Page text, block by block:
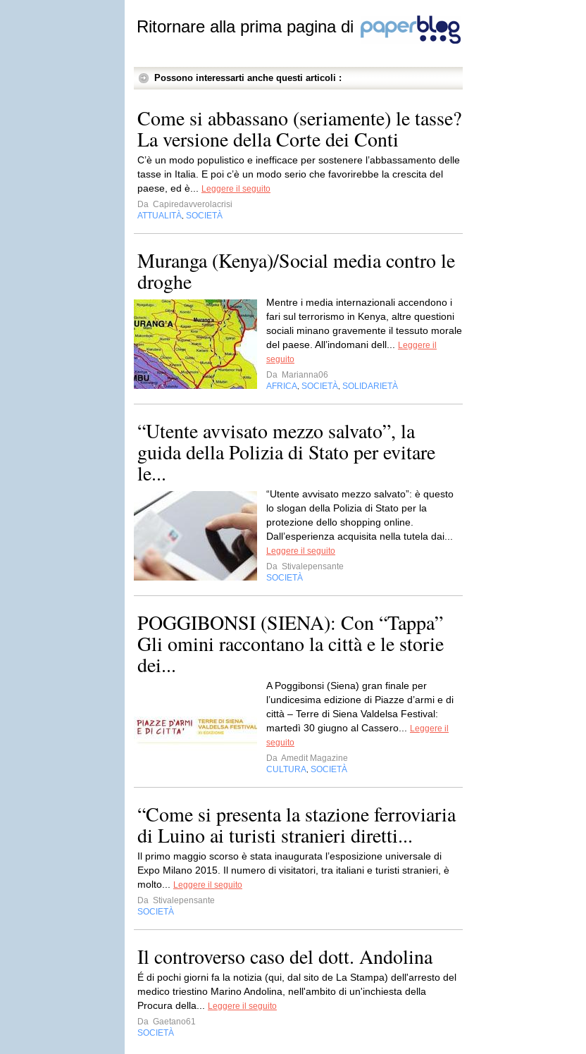
Ritornare alla prima pagina di
Possono interessarti anche questi articoli :
Come si abbassano (seriamente) le tasse?
La versione della Corte dei Conti
C’è un modo populistico e inefficace per sostenere l’abbassamento delle
tasse in Italia. E poi c’è un modo serio che favorirebbe la crescita del
paese, ed è...
Leggere il seguito
Da Capiredavverolacrisi
ATTUALITÀ SOCIETÀ
Muranga (Kenya)/Social media contro le
droghe
Mentre i media internazionali accendono i
fari sul terrorismo in Kenya, altre questioni
sociali minano gravemente il tessuto morale
del paese. All’indomani dell...
Leggere il
seguito
Da Marianna06
AFRICA SOCIETÀ SOLIDARIETÀ
“Utente avvisato mezzo salvato”, la
guida della Polizia di Stato per evitare
le...
“Utente avvisato mezzo salvato”: è questo
lo slogan della Polizia di Stato per la
protezione dello shopping online.
Dall’esperienza acquisita nella tutela dai...
Leggere il seguito
Da Stivalepensante
SOCIETÀ
POGGIBONSI (SIENA): Con “Tappa”
Gli omini raccontano la città e le storie
dei...
A Poggibonsi (Siena) gran finale per
l’undicesima edizione di Piazze d’armi e di
città – Terre di Siena Valdelsa Festival:
martedì 30 giugno al Cassero...
Leggere il
seguito
Da Amedit Magazine
CULTURA SOCIETÀ
“Come si presenta la stazione ferroviaria
di Luino ai turisti stranieri diretti...
Il primo maggio scorso è stata inaugurata l’esposizione universale di
Expo Milano 2015. Il numero di visitatori, tra italiani e turisti stranieri, è
molto...
Leggere il seguito
Da Stivalepensante
SOCIETÀ
Il controverso caso del dott. Andolina
É di pochi giorni fa la notizia (qui, dal sito de La Stampa) dell'arresto del
medico triestino Marino Andolina, nell'ambito di un'inchiesta della
Procura della...
Leggere il seguito
Da Gaetano61
SOCIETÀ